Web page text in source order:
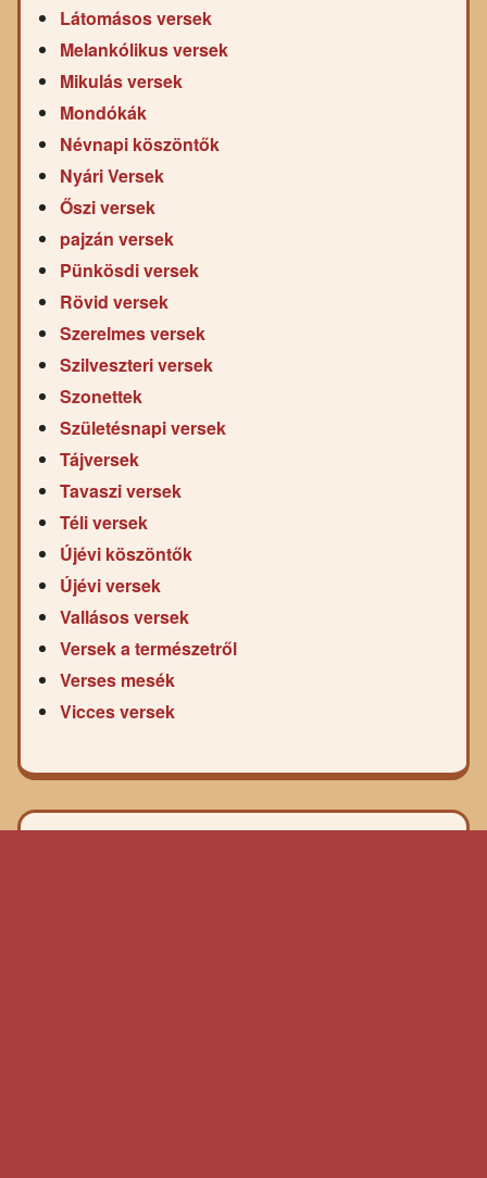
Látomásos versek
Melankólikus versek
Mikulás versek
Mondókák
Névnapi köszöntők
Nyári Versek
Őszi versek
pajzán versek
Pünkösdi versek
Rövid versek
Szerelmes versek
Szilveszteri versek
Szonettek
Születésnapi versek
Tájversek
Tavaszi versek
Téli versek
Újévi köszöntők
Újévi versek
Vallásos versek
Versek a természetről
Verses mesék
Vicces versek